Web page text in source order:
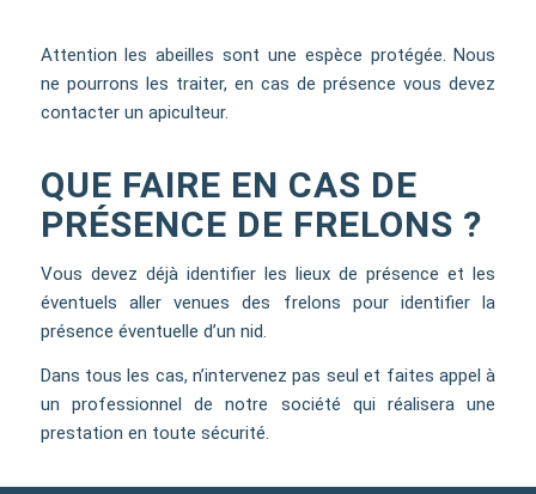
Attention les abeilles sont une espèce protégée. Nous
ne pourrons les traiter, en cas de présence vous devez
contacter un apiculteur.
QUE FAIRE EN CAS DE
PRÉSENCE DE FRELONS ?
Vous devez déjà identifier les lieux de présence et les
éventuels aller venues des frelons pour identifier la
présence éventuelle d’un nid.
Dans tous les cas, n’intervenez pas seul et faites appel à
un professionnel de notre société qui réalisera une
prestation en toute sécurité.